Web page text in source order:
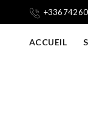
ACCUEIL